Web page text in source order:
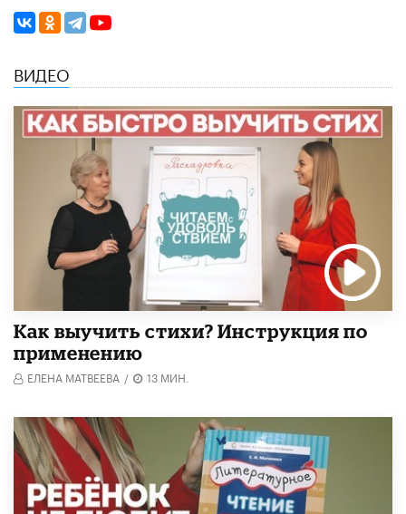
ВИДЕО
Как выучить стихи? Инструкция по
применению
ЕЛЕНА МАТВЕЕВА / 13 МИН.